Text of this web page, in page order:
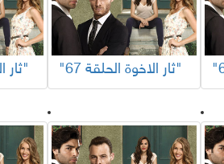
"ثار الاخوة الحلقة 67" "ثار الاخوة الحلقة 66"